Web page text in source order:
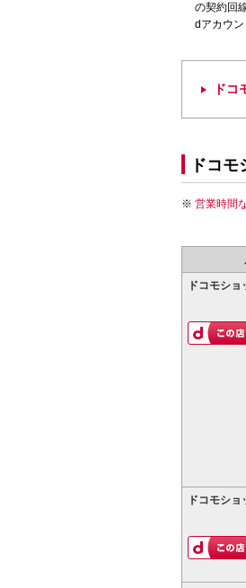
の契約回
dアカウン
ドコ
ドコ
営業時間
ドコモシ
ドコモシ